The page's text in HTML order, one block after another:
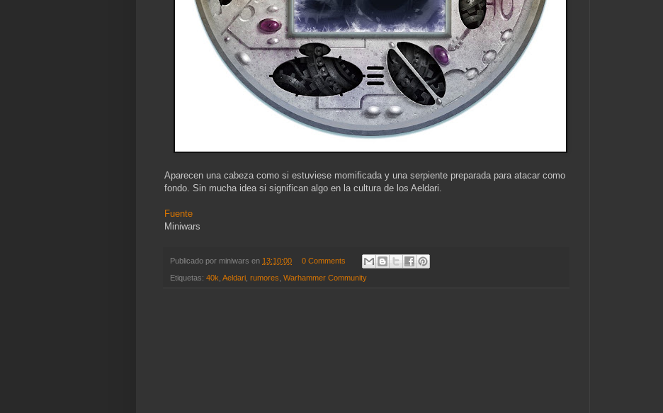
Aparecen una cabeza como si estuviese momificada y una serpiente preparada para atacar como
fondo. Sin mucha idea si significan algo en la cultura de los Aeldari.
Fuente
Miniwars
Publicado por miniwars en 13:10:00 0 Comments
Etiquetas: 40k, Aeldari, rumores, Warhammer Community